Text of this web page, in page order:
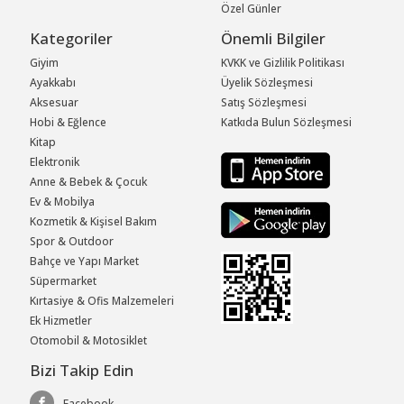
Özel Günler
Kategoriler
Giyim
Ayakkabı
Aksesuar
Hobi & Eğlence
Kitap
Elektronik
Anne & Bebek & Çocuk
Ev & Mobilya
Kozmetik & Kişisel Bakım
Spor & Outdoor
Bahçe ve Yapı Market
Süpermarket
Kırtasiye & Ofis Malzemeleri
Ek Hizmetler
Otomobil & Motosiklet
Önemli Bilgiler
KVKK ve Gizlilik Politikası
Üyelik Sözleşmesi
Satış Sözleşmesi
Katkıda Bulun Sözleşmesi
Bizi Takip Edin